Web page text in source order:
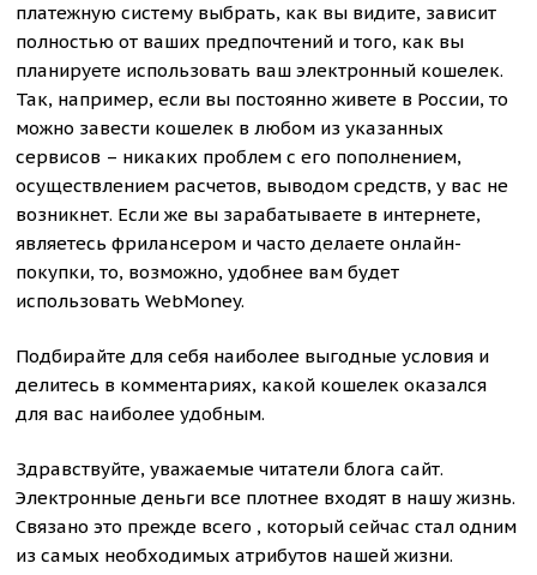
платежную систему выбрать, как вы видите, зависит
полностью от ваших предпочтений и того, как вы
планируете использовать ваш электронный кошелек.
Так, например, если вы постоянно живете в России, то
можно завести кошелек в любом из указанных
сервисов – никаких проблем с его пополнением,
осуществлением расчетов, выводом средств, у вас не
возникнет. Если же вы зарабатываете в интернете,
являетесь фрилансером и часто делаете онлайн-
покупки, то, возможно, удобнее вам будет
использовать WebMoney.
Подбирайте для себя наиболее выгодные условия и
делитесь в комментариях, какой кошелек оказался
для вас наиболее удобным.
Здравствуйте, уважаемые читатели блога сайт.
Электронные деньги все плотнее входят в нашу жизнь.
Связано это прежде всего , который сейчас стал одним
из самых необходимых атрибутов нашей жизни.